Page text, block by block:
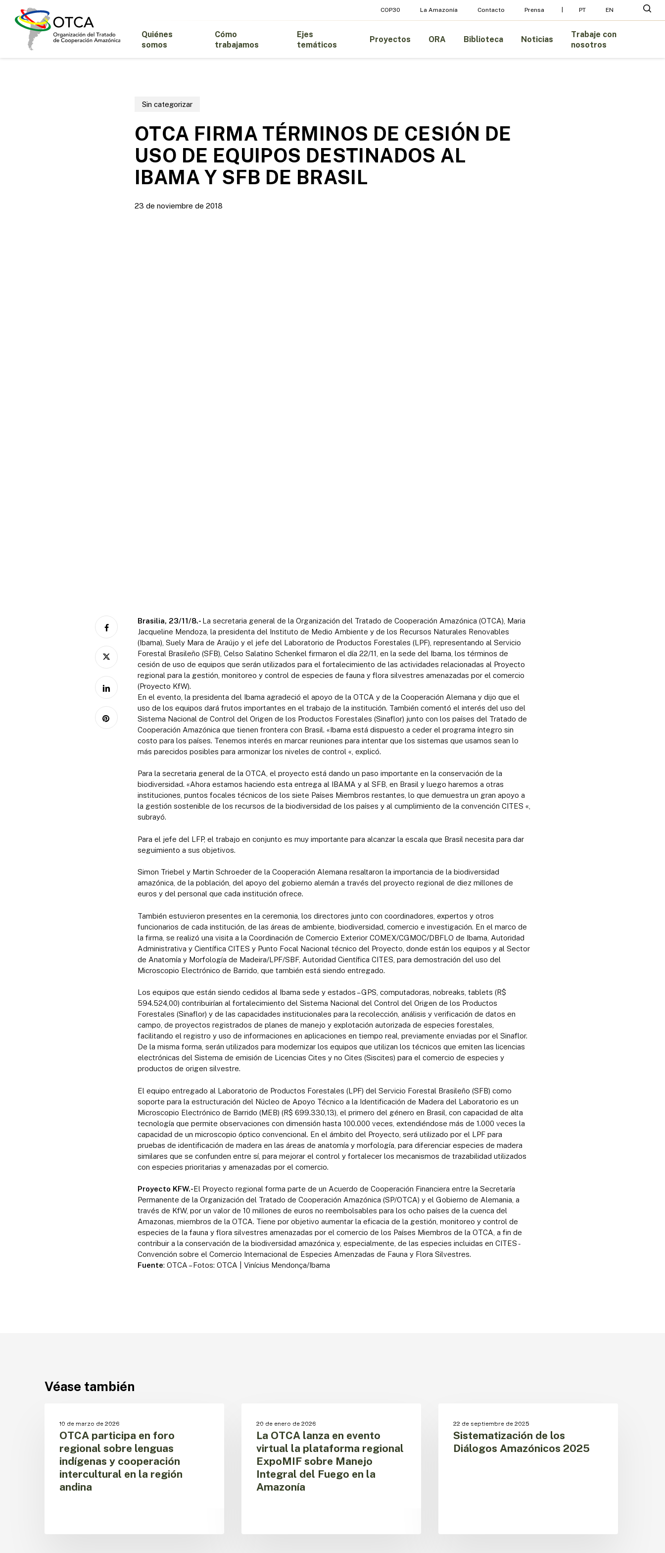
COP30 La Amazonía Contacto Prensa PT EN
Quiénes
somos
Cómo
trabajamos
Ejes
temáticos
Proyectos ORA Biblioteca Noticias
Trabaje con
nosotros
Sin categorizar
OTCA FIRMA TÉRMINOS DE CESIÓN DE
USO DE EQUIPOS DESTINADOS AL
IBAMA Y SFB DE BRASIL
23 de noviembre de 2018
Brasilia, 23/11/8.- La secretaria general de la Organización del Tratado de Cooperación Amazónica (OTCA), Maria
Jacqueline Mendoza, la presidenta del Instituto de Medio Ambiente y de los Recursos Naturales Renovables
(Ibama), Suely Mara de Araújo y el jefe del Laboratorio de Productos Forestales (LPF), representando al Servicio
Forestal Brasileño (SFB), Celso Salatino Schenkel firmaron el día 22/11, en la sede del Ibama, los términos de
cesión de uso de equipos que serán utilizados para el fortalecimiento de las actividades relacionadas al Proyecto
regional para la gestión, monitoreo y control de especies de fauna y flora silvestres amenazadas por el comercio
(Proyecto KfW).
En el evento, la presidenta del Ibama agradeció el apoyo de la OTCA y de la Cooperación Alemana y dijo que el
uso de los equipos dará frutos importantes en el trabajo de la institución. También comentó el interés del uso del
Sistema Nacional de Control del Origen de los Productos Forestales (Sinaflor) junto con los países del Tratado de
Cooperación Amazónica que tienen frontera con Brasil. «Ibama está dispuesto a ceder el programa íntegro sin
costo para los países. Tenemos interés en marcar reuniones para intentar que los sistemas que usamos sean lo
más parecidos posibles para armonizar los niveles de control «, explicó.
Para la secretaria general de la OTCA, el proyecto está dando un paso importante en la conservación de la
biodiversidad. «Ahora estamos haciendo esta entrega al IBAMA y al SFB, en Brasil y luego haremos a otras
instituciones, puntos focales técnicos de los siete Países Miembros restantes, lo que demuestra un gran apoyo a
la gestión sostenible de los recursos de la biodiversidad de los países y al cumplimiento de la convención CITES «,
subrayó.
Para el jefe del LFP, el trabajo en conjunto es muy importante para alcanzar la escala que Brasil necesita para dar
seguimiento a sus objetivos.
Simon Triebel y Martin Schroeder de la Cooperación Alemana resaltaron la importancia de la biodiversidad
amazónica, de la población, del apoyo del gobierno alemán a través del proyecto regional de diez millones de
euros y del personal que cada institución ofrece.
También estuvieron presentes en la ceremonia, los directores junto con coordinadores, expertos y otros
funcionarios de cada institución, de las áreas de ambiente, biodiversidad, comercio e investigación. En el marco de
la firma, se realizó una visita a la Coordinación de Comercio Exterior COMEX/CGMOC/DBFLO de Ibama, Autoridad
Administrativa y Científica CITES y Punto Focal Nacional técnico del Proyecto, donde están los equipos y al Sector
de Anatomía y Morfología de Madeira/LPF/SBF, Autoridad Científica CITES, para demostración del uso del
Microscopio Electrónico de Barrido, que también está siendo entregado.
Los equipos que están siendo cedidos al Ibama sede y estados – GPS, computadoras, nobreaks, tablets (R$
594.524,00) contribuirían al fortalecimiento del Sistema Nacional del Control del Origen de los Productos
Forestales (Sinaflor) y de las capacidades institucionales para la recolección, análisis y verificación de datos en
campo, de proyectos registrados de planes de manejo y explotación autorizada de especies forestales,
facilitando el registro y uso de informaciones en aplicaciones en tiempo real, previamente enviadas por el Sinaflor.
De la misma forma, serán utilizados para modernizar los equipos que utilizan los técnicos que emiten las licencias
electrónicas del Sistema de emisión de Licencias Cites y no Cites (Siscites) para el comercio de especies y
productos de origen silvestre.
El equipo entregado al Laboratorio de Productos Forestales (LPF) del Servicio Forestal Brasileño (SFB) como
soporte para la estructuración del Núcleo de Apoyo Técnico a la Identificación de Madera del Laboratorio es un
Microscopio Electrónico de Barrido (MEB) (R$ 699.330,13), el primero del género en Brasil, con capacidad de alta
tecnología que permite observaciones con dimensión hasta 100.000 veces, extendiéndose más de 1.000 veces la
capacidad de un microscopio óptico convencional. En el ámbito del Proyecto, será utilizado por el LPF para
pruebas de identificación de madera en las áreas de anatomía y morfología, para diferenciar especies de madera
similares que se confunden entre sí, para mejorar el control y fortalecer los mecanismos de trazabilidad utilizados
con especies prioritarias y amenazadas por el comercio.
Proyecto KFW.-El Proyecto regional forma parte de un Acuerdo de Cooperación Financiera entre la Secretaría
Permanente de la Organización del Tratado de Cooperación Amazónica (SP/OTCA) y el Gobierno de Alemania, a
través de KfW, por un valor de 10 millones de euros no reembolsables para los ocho países de la cuenca del
Amazonas, miembros de la OTCA. Tiene por objetivo aumentar la eficacia de la gestión, monitoreo y control de
especies de la fauna y flora silvestres amenazadas por el comercio de los Países Miembros de la OTCA, a fin de
contribuir a la conservación de la biodiversidad amazónica y, especialmente, de las especies incluidas en CITES -
Convención sobre el Comercio Internacional de Especies Amenzadas de Fauna y Flora Silvestres.
Fuente: OTCA – Fotos: OTCA | Vinícius Mendonça/Ibama
Véase también
regional
lenguas
indígenas
10 de marzo de 2026
OTCA participa en foro
regional sobre lenguas
indígenas y cooperación
intercultural en la región
andina
lanza
evento
virtual
plataforma
20 de enero de 2026
La OTCA lanza en evento
virtual la plataforma regional
ExpoMIF sobre Manejo
Integral del Fuego en la
Amazonía
Diálogos
Amazónicos
22 de septiembre de 2025
Sistematización de los
Diálogos Amazónicos 2025
Menu